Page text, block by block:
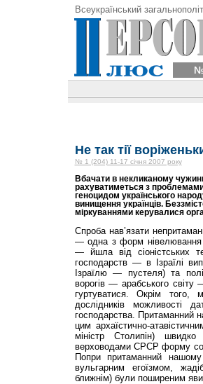
Всеукраїнський
№
Не так тії
№ 1 (204) 11-17 січня 2007 року
Вбачати в некликаному
рахуватиметься з
геноцидом українського
винищення українців.
міркуваннями керувалися
Спроба нав’язати
— одна з форм нівелювання
— йшла від сіоніст­ських
господарств — в Ізраїлі
Ізраїлю — пустеля) та
ворогів — арабського
гуртуватися. Окрім того,
дослідників можливості
господарства. Притаманний
цим архаїстично-
міністр Столипін)
верховодами СРСР форму
Попри притаманний
вульгарним егоїзмом,
ближнім) були поширеним